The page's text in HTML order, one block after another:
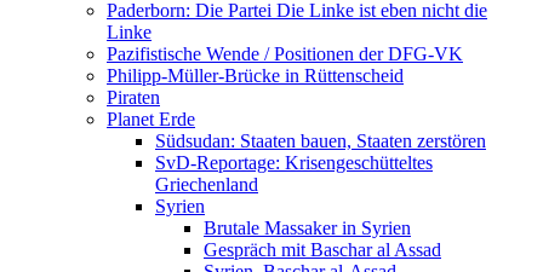
Paderborn: Die Partei Die Linke ist eben nicht die
Linke
Pazifistische Wende / Positionen der DFG-VK
Philipp-Müller-Brücke in Rüttenscheid
Piraten
Planet Erde
Südsudan: Staaten bauen, Staaten zerstören
SvD-Reportage: Krisengeschütteltes
Griechenland
Syrien
Brutale Massaker in Syrien
Gespräch mit Baschar al Assad